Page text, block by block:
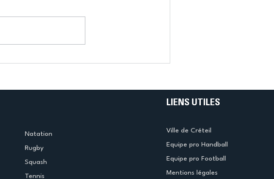
Natation
Rugby
Squash
Tennis
LIENS UTILES
Ville de Créteil
Equipe pro Handball
Equipe pro Football
Mentions légales